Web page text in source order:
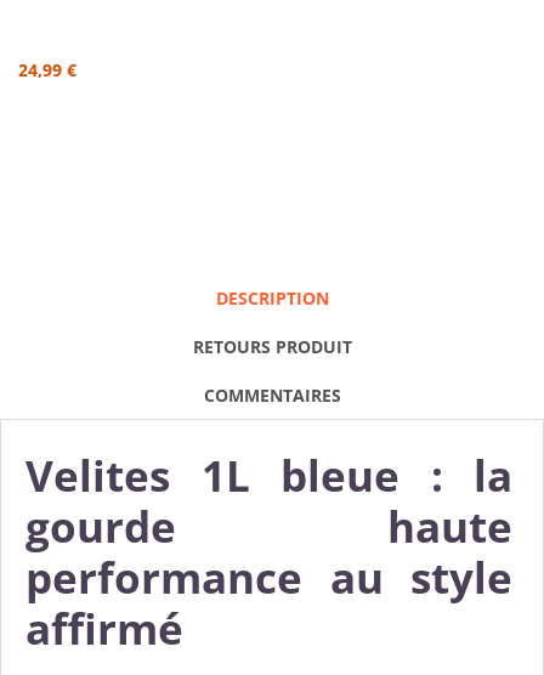
24,99 €
DESCRIPTION
RETOURS PRODUIT
COMMENTAIRES
Velites 1L bleue : la
gourde haute
performance au style
affirmé